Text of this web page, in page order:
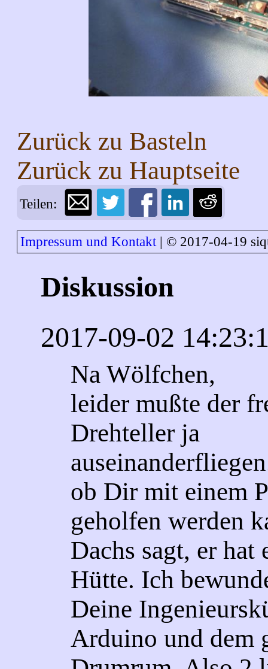
Zurück zu Basteln
Zurück zu Hauptseite
Teilen:
Impressum und Kontakt | © 2017-04-19
Diskussion
2017-09-02
Na Wölfchen,
leider mußte der
Drehteller ja
ob Dir mit einem
geholfen werden
Dachs sagt, er hat
Hütte. Ich
Deine
Arduino und dem